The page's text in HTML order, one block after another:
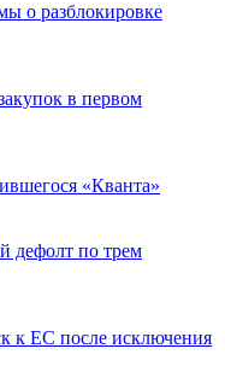
о разблокировке
в первом
«Кванта»
дефолт по трем
к ЕС после исключения